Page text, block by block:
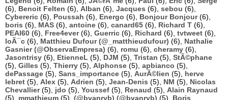
(6), Benoit Felten (6), Alban (6), Jacques (6), sebou (6),
Cybereric (6), Poussah (6), Energo (6), Bonjour Bonjour(6),
boris (6), MAS (6), antoine (6), canard65 (6), Richard T (6),
PEAI60 (6), Free4ever(6), Guerric (6), Richard (6), tvtweet (6),
loÃ¯c (6), Matthieu Dufour (@_matthieudufour) (6), Nathalie
Gasnier (@ObservaEmpresa) (6), romu (6), cheramy (6),
Jasontrisy (6), EtienneL (5), DJM (5), Tristan (5), StÃ©phane
(5), Gilles (5), Thierry (5), Alphonse (5), apbianco (5),
dePassage (5), Sans_importance (5), AurÃ©lien (5), herve
lebret (5), Alex (5), Adrien (5), Jean-Denis (5), NM (5), Nicolas
Chevallier(5), jdo (5), Youssef (5), Renaud (5), Alain Raynaud
(5), mmathieum (5), (@bvanryb) (@bvanryb) (5), Boris